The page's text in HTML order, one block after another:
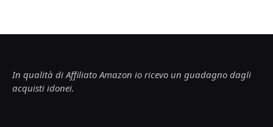
In qualità di Affiliato Amazon io ricevo un guadagno dagli
acquisti idonei.